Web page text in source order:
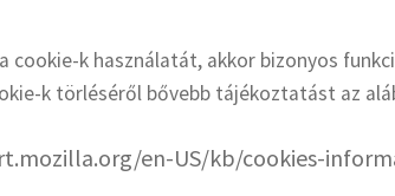
cookie-k használatát, akkor bizonyos
k törléséről bővebb tájékoztatást az
en-US/kb/cookies-